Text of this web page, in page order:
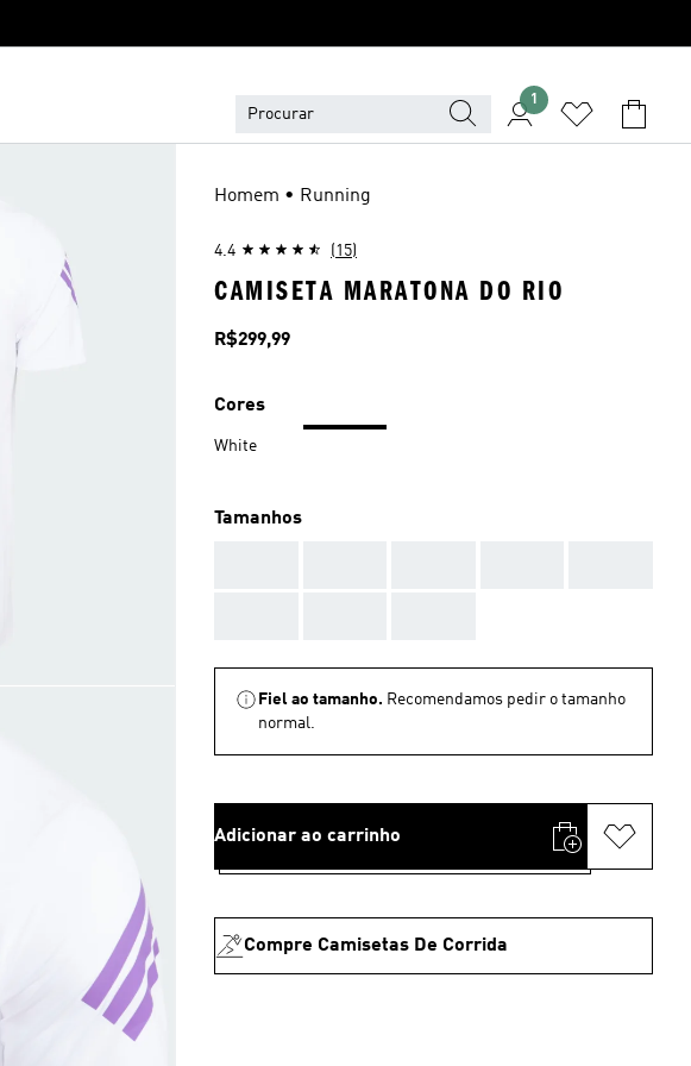
1
Homem • Running
4.4 (15)
CAMISETA MARATONA DO RIO
Preço
R$299,99
Cores
White
Tamanhos
Fiel ao tamanho. Recomendamos pedir o tamanho
normal.
Adicionar ao carrinho
Compre Camisetas De Corrida